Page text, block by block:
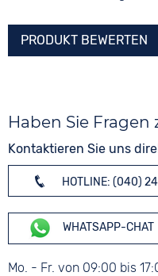
PRODUKT BEWERTEN
Haben Sie
Kontaktieren Sie uns
HOTLINE: (040)
WHATSAPP-CHAT
Mo. - Fr. von 09:00 bis